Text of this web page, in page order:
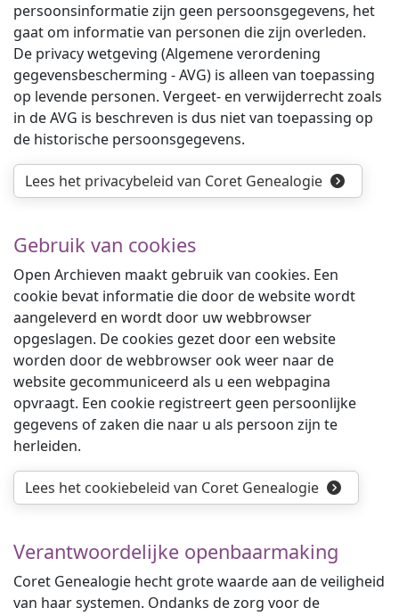
persoonsinformatie zijn geen persoonsgegevens, het
gaat om informatie van personen die zijn overleden.
De privacy wetgeving (Algemene verordening
gegevensbescherming - AVG) is alleen van toepassing
op levende personen. Vergeet- en verwijderrecht zoals
in de AVG is beschreven is dus niet van toepassing op
de historische persoonsgegevens.
Lees het privacybeleid van Coret Genealogie
Gebruik van cookies
Open Archieven maakt gebruik van cookies. Een
cookie bevat informatie die door de website wordt
aangeleverd en wordt door uw webbrowser
opgeslagen. De cookies gezet door een website
worden door de webbrowser ook weer naar de
website gecommuniceerd als u een webpagina
opvraagt. Een cookie registreert geen persoonlijke
gegevens of zaken die naar u als persoon zijn te
herleiden.
Lees het cookiebeleid van Coret Genealogie
Verantwoordelijke openbaarmaking
Coret Genealogie hecht grote waarde aan de veiligheid
van haar systemen. Ondanks de zorg voor de